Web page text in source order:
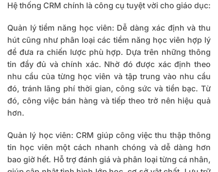
Hệ thống CRM chính là công cụ tuyệt vời cho giáo dục:
Quản lý tiềm năng học viên: Dễ dàng xác định và thu
hút cũng như phân loại các tiềm năng học viên hợp lý
để đưa ra chiến lược phù hợp. Dựa trên những thông
tin đầy đủ và chính xác. Nhờ đó được xác định theo
nhu cầu của từng học viên và tập trung vào nhu cầu
đó, tránh lãng phí thời gian, công sức và tiền bạc. Từ
đó, công việc bán hàng và tiếp theo trở nên hiệu quả
hơn.
Quản lý học viên: CRM giúp công việc thu thập thông
tin học viên một cách nhanh chóng và dễ dàng hơn
bao giờ hết. Hỗ trợ đánh giá và phân loại từng cá nhân,